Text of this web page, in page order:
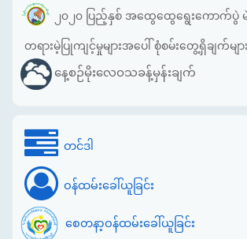
၂၀၂၀ ပြည့်နှစ် အထွေထွေရွေးကောက်ပွဲ
တရားမဲ့ပြုကျင့်မှုများအပေါ် စုံစမ်းတွေ့ရှိချက်များ
နေ့စဉ်မိုးလေဝသခန့်မှန်းချက်
တင်ဒါ
ဝန်ထမ်းခေါ်ယူခြင်း
စေတနာ့ဝန်ထမ်းခေါ်ယူခြင်း